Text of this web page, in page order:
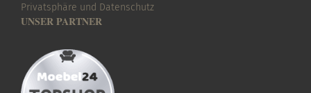
Privatsphäre und Datenschutz
UNSER PARTNER